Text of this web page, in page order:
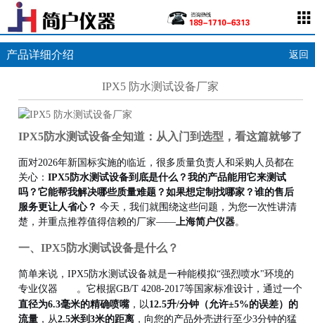
产品详细介绍 返回
IPX5 防水测试设备厂家
IPX5防水测试设备全知道：从入门到选型，看这篇就够了
面对2026年新国标实施的临近，很多质量负责人和采购人员都在
关心：IPX5防水测试设备到底是什么？我的产品能用它来测试
吗？它能帮我解决哪些质量难题？如果想定制找哪家？谁的售后
服务更让人省心？ 今天，我们就围绕这些问题，为您一次性讲清
楚，并重点推荐值得信赖的厂家—— 上海简户仪器。
一、IPX5防水测试设备是什么？
简单来说，IPX5防水测试设备就是一种能模拟“强烈喷水"环境的
专业仪器
。它根据GB/T 4208-2017等国家标准设计，通过一个
直径为6.3毫米的精确喷嘴，以12.5升/分钟（允许±5%的误差）的
流量 ，从2.5米到3米的距离 ，向您的产品外壳进行至少3分钟的猛